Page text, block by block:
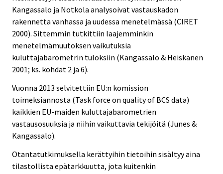
Kangassalo ja Notkola analysoivat vastauskadon
rakennetta vanhassa ja uudessa menetelmässä (CIRET
2000). Sittemmin tutkittiin laajemminkin
menetelmämuutoksen vaikutuksia
kuluttajabarometrin tuloksiin (Kangassalo & Heiskanen
2001; ks. kohdat 2 ja 6).
Vuonna 2013 selvitettiin EU:n komission
toimeksiannosta (Task force on quality of BCS data)
kaikkien EU-maiden kuluttajabarometrien
vastausosuuksia ja niihin vaikuttavia tekijöitä (Junes &
Kangassalo).
Otantatutkimuksella kerättyihin tietoihin sisältyy aina
tilastollista epätarkkuutta, jota kuitenkin